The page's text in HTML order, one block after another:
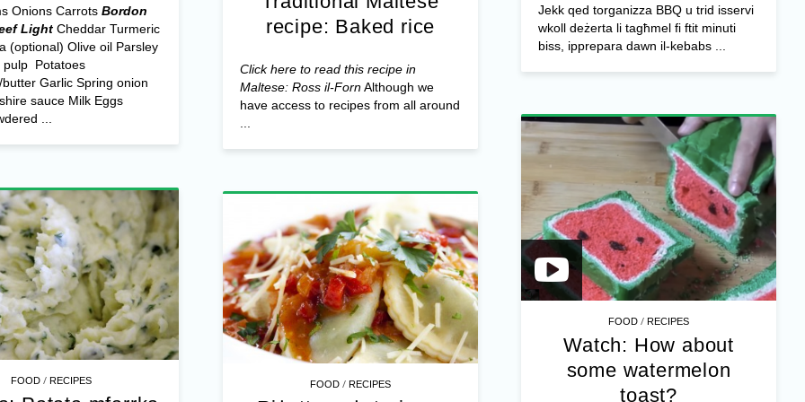
Onions Carrots Bordon
LightCheddar Turmeric
(optional) Olive oil Parsley
pulp Potatoes
Garlic Spring onion
sauce Milk Eggs
...
recipe: Baked rice
Click here to read this recipe in
Maltese: Ross il-FornAlthough we
have access to recipes from all around
Jekk qed torganizza BBQ u trid isservi
wkoll deżerta li tagħmel fi ftit minuti
biss, ipprepara dawn il-kebabs ...
FOOD /RECIPES
Watch: How about
some watermelon
toast?
FOOD /RECIPES FOOD /RECIPES